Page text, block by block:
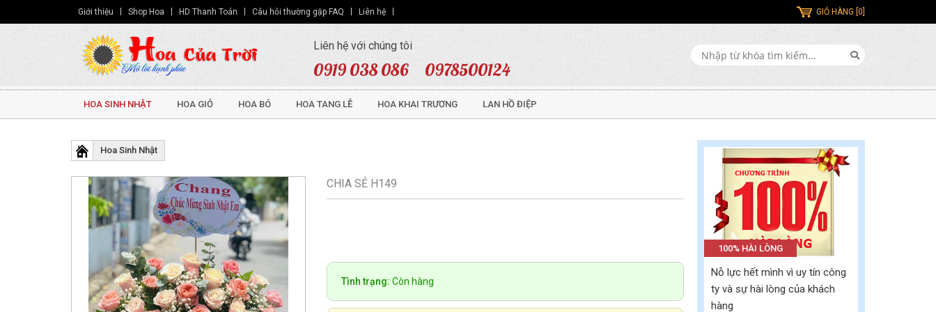
Giới thiệu Shop Hoa HD Thanh Toán Câu hỏi thường gặp FAQ Liên hệ GIỎ HÀNG [0]
Liên hệ với chúng tôi
0919 038 086 0978500124
HOA SINH NHẬT HOA GIỎ HOA BÓ HOA TANG LỄ HOA KHAI TRƯƠNG LAN HỒ ĐIỆP
Hoa Sinh Nhật
CHIA SẺ H149
Tình trạng: Còn hàng
100% HÀI LÒNG
Nỗ lực hết mình vì uy tín công
ty và sự hài lòng của khách
hàng